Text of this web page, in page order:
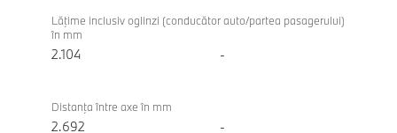
Lăţime inclusiv oglinzi (conducător auto/partea pasagerului)
în mm
2.104 -
Distanţa între axe în mm
2.692 -